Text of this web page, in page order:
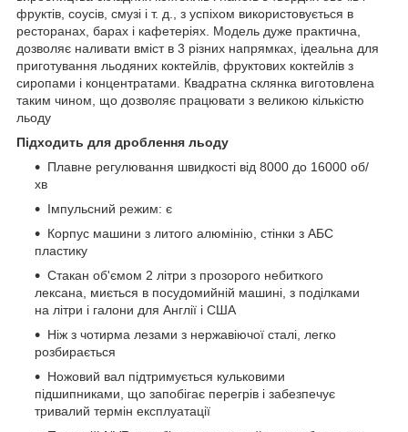
фруктів, соусів, смузі і т. д., з успіхом використовується в
ресторанах, барах і кафетеріях. Модель дуже практична,
дозволяє наливати вміст в 3 різних напрямках, ідеальна для
приготування льодяних коктейлів, фруктових коктейлів з
сиропами і концентратами. Квадратна склянка виготовлена
таким чином, що дозволяє працювати з великою кількістю
льоду
Підходить для дроблення льоду
Плавне регулювання швидкості від 8000 до 16000 об/
хв
Імпульсний режим: є
Корпус машини з литого алюмінію, стінки з АБС
пластику
Стакан об'ємом 2 літри з прозорого небиткого
лексана, миється в посудомийній машині, з поділками
на літри і галони для Англії і США
Ніж з чотирма лезами з нержавіючої сталі, легко
розбирається
Ножовий вал підтримується кульковими
підшипниками, що запобігає перегрів і забезпечує
тривалий термін експлуатації